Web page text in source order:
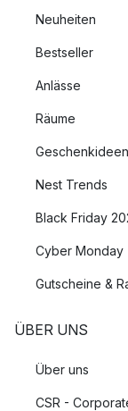
Neuheiten
Bestseller
Anlässe
Räume
Geschenkideen
Nest Trends
Black Friday
Cyber Monday
Gutscheine &
ÜBER UNS
Über uns
CSR -